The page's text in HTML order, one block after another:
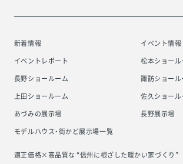
新着情報
イベント情報
イベントレポート
松本ショール
長野ショールーム
諏訪ショール
上田ショールーム
佐久ショール
あづみの展示場
長野展示場
モデルハウス・街かど展示場一覧
適正価格×高品質な “信州に根ざした暖かい家づくり”